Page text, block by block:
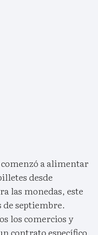
a alimentar
desde
las monedas, este
de septiembre.
los comercios y